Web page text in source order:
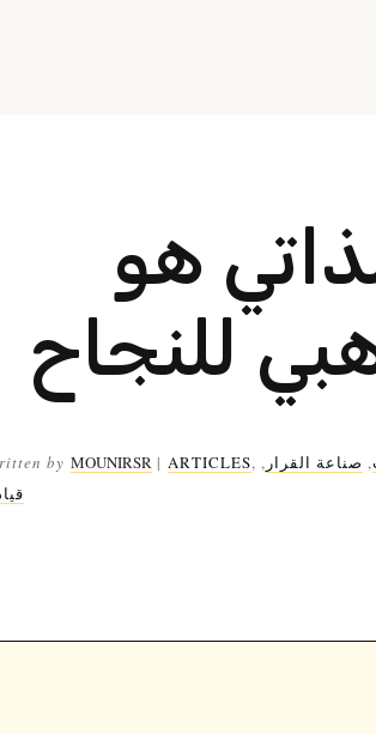
هو
by MOUNIRSR | ARTICLES, , صناعة القرار ,